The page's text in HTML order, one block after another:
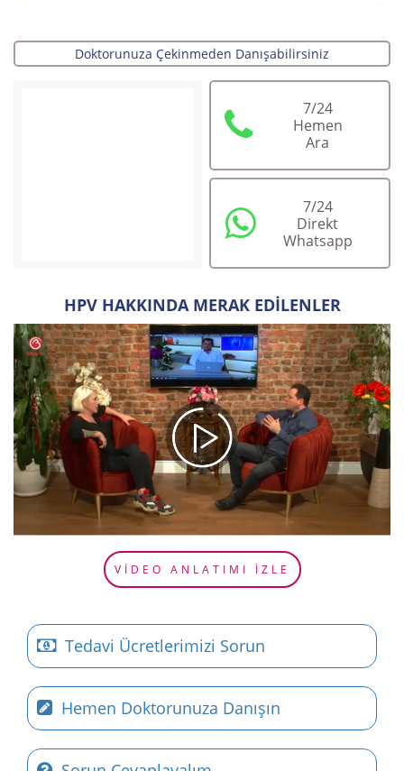
Doktorunuza Çekinmeden Danışabilirsiniz
Op.Dr. Korkut Arslan
7/24
Hemen
Ara
7/24
Direkt
Whatsapp
HPV HAKKINDA MERAK EDİLENLER
VİDEO ANLATIMI İZLE
Tedavi Ücretlerimizi Sorun
Hemen Doktorunuza Danışın